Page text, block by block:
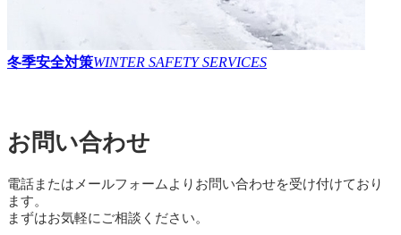
冬季安全対策WINTER SAFETY SERVICES
お問い合わせ
電話またはメールフォームよりお問い合わせを受け付けており
ます。
まずはお気軽にご相談ください。